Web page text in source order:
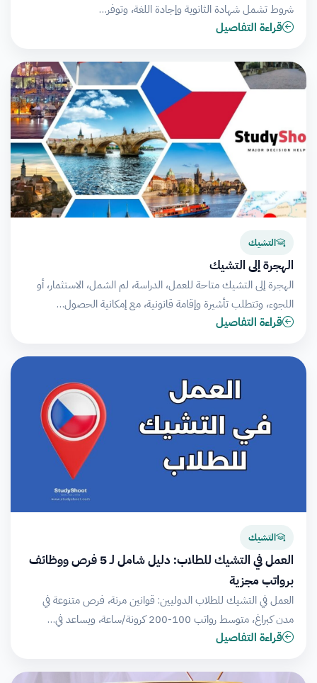
شروط تشمل شهادة الثانوية وإجادة اللغة، وتوفر…
قراءة التفاصيل
التشيك
الهجرة إلى التشيك
الهجرة إلى التشيك متاحة للعمل، الدراسة، لم الشمل، الاستثمار، أو
اللجوء، وتتطلب تأشيرة وإقامة قانونية، مع إمكانية الحصول…
قراءة التفاصيل
التشيك
العمل في التشيك للطلاب: دليل شامل لـ 5 فرص ووظائف
برواتب مجزية
العمل في التشيك للطلاب الدوليين: قوانين مرنة، فرص متنوعة في
مدن كبراغ، متوسط رواتب 100-200 كرونة/ساعة، ويساعد في…
قراءة التفاصيل